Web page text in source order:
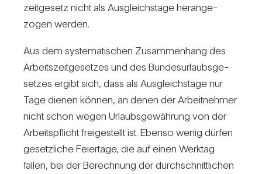
zeit­ge­setz nicht als Aus­gleichs­tage her­an­ge­
zogen werden.
Aus dem sys­te­ma­ti­schen Zusam­men­hang des
Arbeits­zeit­ge­setzes und des Bun­des­ur­laubs­ge­
setzes ergibt sich, dass als Aus­gleichs­tage nur
Tage dienen können, an denen der Arbeit­nehmer
nicht schon wegen Urlaubs­ge­wäh­rung von der
Arbeits­pflicht frei­ge­stellt ist. Ebenso wenig dürfen
gesetz­liche Fei­er­tage, die auf einen Werktag
fallen, bei der Berech­nung der durch­schnitt­li­chen